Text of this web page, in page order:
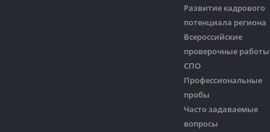
Развитие кадрового
потенциала региона
Всероссийские
проверочные работы
СПО
Профессиональные
пробы
Часто задаваемые
вопросы